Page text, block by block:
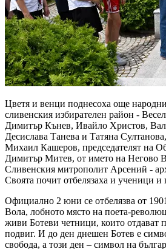
Цветя и венци поднесоха още
сливенския избирателен район -
Димитър Кънев, Ивайло Христов,
Десислава Танева и Татяна
Михаил Кашеров, председателят на
Димитър Митев, от името на Негово
Сливенския митрополит Арсений -
Своята почит отбелязаха и ученици
Официално 2 юни се отбелязва от
Вола, лобното място на поета-
живи Ботеви четници, които отдават
подвиг. И до ден днешен Ботев е
свобода, а този ден – символ на